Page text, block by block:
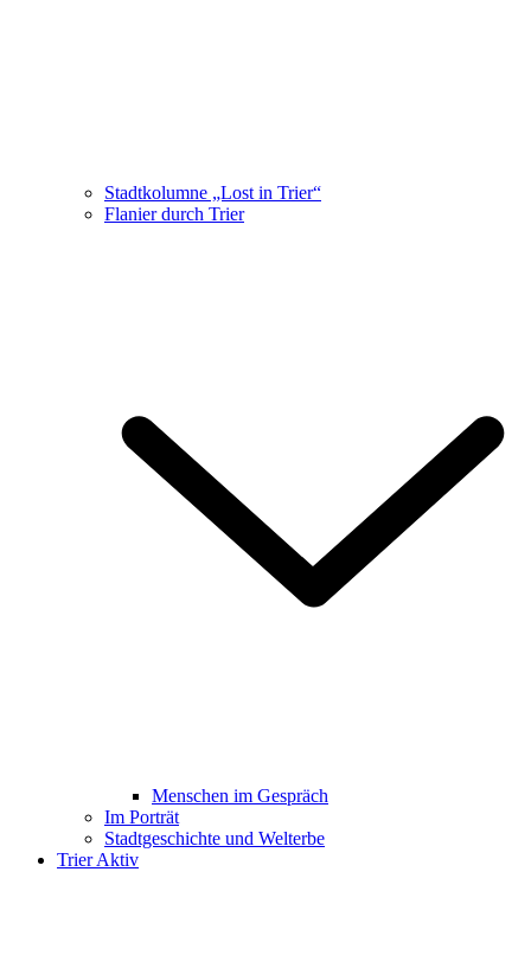
Stadtkolumne „Lost in Trier“
Flanier durch Trier
Menschen im Gespräch
Im Porträt
Stadtgeschichte und Welterbe
Trier Aktiv